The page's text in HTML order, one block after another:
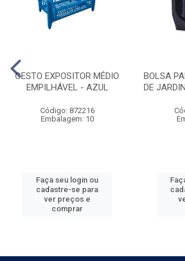
CESTO EXPOSITOR MÉDIO
EMPILHÁVEL - AZUL
Código: 872216
Embalagem: 10
Faça seu login ou
cadastre-se para
ver preços e
comprar
BOLSA
DE